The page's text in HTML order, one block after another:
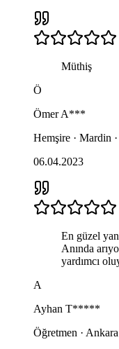
Müthiş
Ö
Ömer A***
Hemşire · Mardin
06.04.2023
En güzel
Anında
yardımcı
A
Ayhan T*****
Öğretmen ·